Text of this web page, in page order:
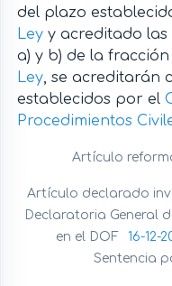
del plazo
Leyy acreditado las
a) y b) de la
Ley, se acreditarán
establecidos por el
Procedimientos
Artículo
Artículo declarado
Declaratoria General
en el DOF
16-12-
Sentencia